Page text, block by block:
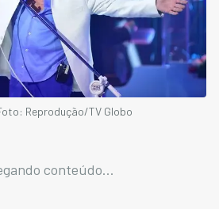
Reprodução/TV Globo
conteúdo...